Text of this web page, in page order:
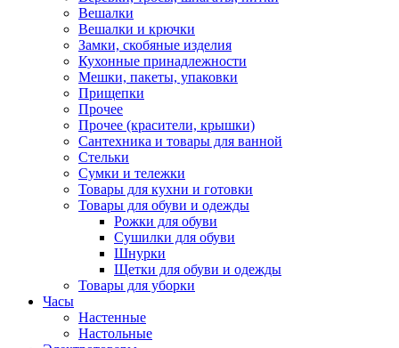
Вешалки
Вешалки и крючки
Замки, скобяные изделия
Кухонные принадлежности
Мешки, пакеты, упаковки
Прищепки
Прочее
Прочее (красители, крышки)
Сантехника и товары для ванной
Стельки
Сумки и тележки
Товары для кухни и готовки
Товары для обуви и одежды
Рожки для обуви
Сушилки для обуви
Шнурки
Щетки для обуви и одежды
Товары для уборки
Часы
Настенные
Настольные